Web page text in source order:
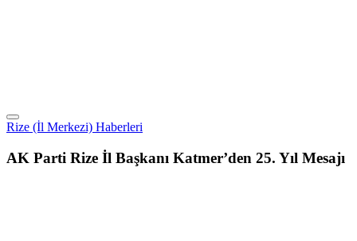
Rize (İl Merkezi) Haberleri
AK Parti Rize İl Başkanı Katmer’den 25. Yıl Mesajı